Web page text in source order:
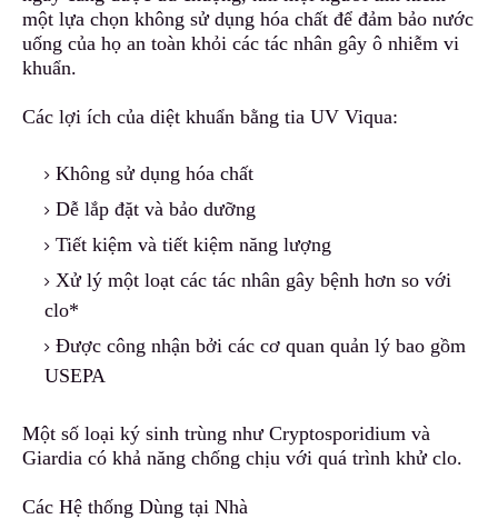
một lựa chọn không sử dụng hóa chất để đảm bảo nước
uống của họ an toàn khỏi các tác nhân gây ô nhiễm vi
khuẩn.
Các lợi ích của diệt khuẩn bằng tia UV Viqua:
Không sử dụng hóa chất
Dễ lắp đặt và bảo dưỡng
Tiết kiệm và tiết kiệm năng lượng
Xử lý một loạt các tác nhân gây bệnh hơn so với
clo*
Được công nhận bởi các cơ quan quản lý bao gồm
USEPA
Một số loại ký sinh trùng như Cryptosporidium và
Giardia có khả năng chống chịu với quá trình khử clo.
Các Hệ thống Dùng tại Nhà